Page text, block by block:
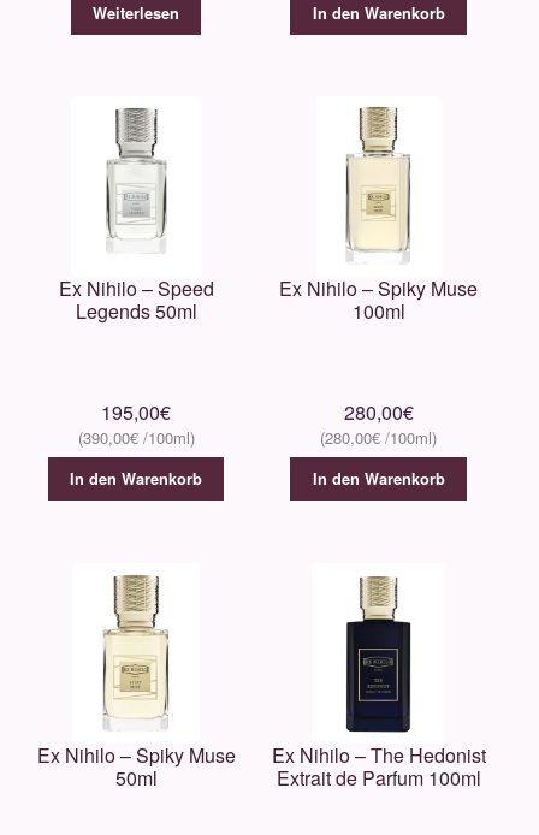
Les Eaux Primordiales
M. Micallef
Maison Crivelli
Maison Francis Kurkdjian
Masaki Matsushïma
Montale
Moresque
New Notes
Nishane
Pana Dora
Weiterlesen In den Warenkorb
Ex Nihilo – Speed
Legends 50ml
195,00€
390,00€
In den Warenkorb
Ex Nihilo – Spiky Muse
100ml
280,00€
280,00€
In den Warenkorb
Ex Nihilo – Spiky Muse
50ml
Ex Nihilo – The Hedonist
Extrait de Parfum 100ml